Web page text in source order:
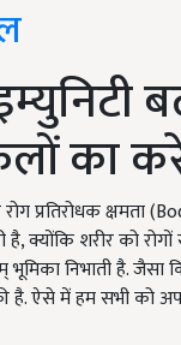
का
प्रतिरोधक क्षमता
क्योंकि शरीर को
भूमिका निभाती है. जैसा
ऐसे में हम सभी को